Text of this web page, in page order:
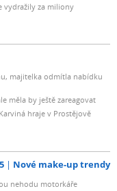
vydražily za miliony
majitelka odmítla nabídku
měla by ještě zareagovat
hraje v Prostějově
Nové make-up trendy
nehodu motorkáře